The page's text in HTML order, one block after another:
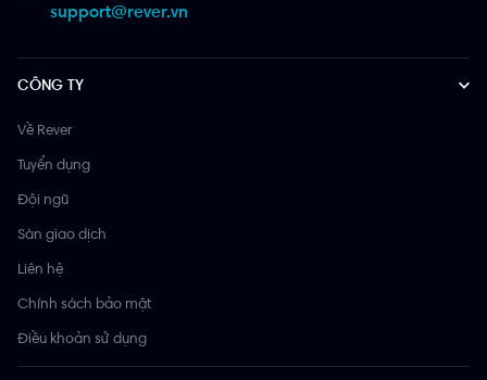
support@rever.vn
CÔNG TY
Về Rever
Tuyển dụng
Đội ngũ
Sàn giao dịch
Liên hệ
Chính sách bảo mật
Điều khoản sử dụng